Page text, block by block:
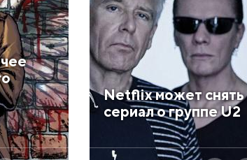
Netflix может снять
сериал о группе U2